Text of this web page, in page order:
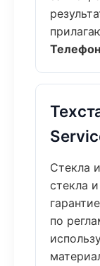
Стекла
стекла
по